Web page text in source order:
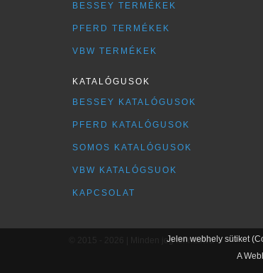
BESSEY TERMÉKEK
PFERD TERMÉKEK
VBW TERMÉKEK
KATALÓGUSOK
BESSEY KATALÓGUSOK
PFERD KATALÓGUSOK
SOMOS KATALÓGUSOK
VBW KATALÓGSUOK
KAPCSOLAT
© 2015 - 2026 | Minden jog fenntartva
Jelen webhely sütiket
A